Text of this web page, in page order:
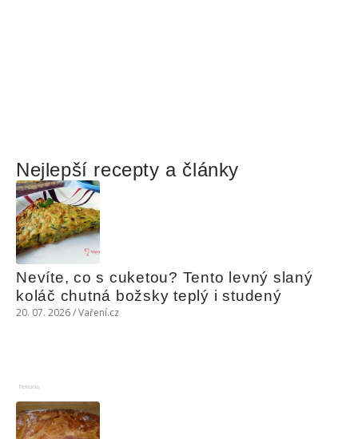
Nejlepší recepty a články
Nevíte, co s cuketou? Tento levný slaný
koláč chutná božsky teplý i studený
20. 07. 2026 / Vaření.cz
Reklama